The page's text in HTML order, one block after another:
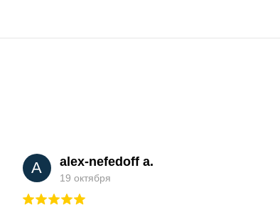
A alex-nefedoff a.
19 октября